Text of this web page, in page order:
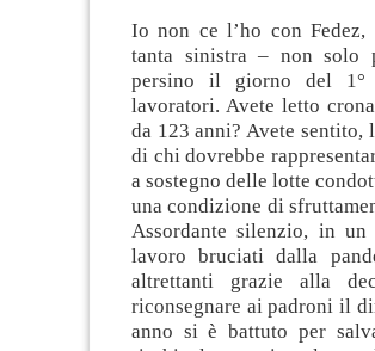
Io non ce l’ho con
tanta sinistra – non solo
persino il giorno del 1°
lavoratori. Avete letto
da 123 anni? Avete sentito,
di chi dovrebbe
a sostegno delle lotte
una condizione di
Assordante silenzio, in
lavoro bruciati dalla
altrettanti grazie alla
riconsegnare ai padroni il
anno si è battuto per